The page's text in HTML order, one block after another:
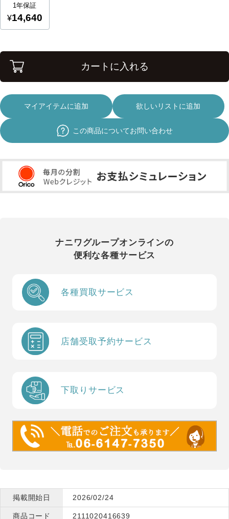
カートに入れる
マイアイテムに追加 欲しいリストに追加
この商品についてお問い合わせ
ナニワグループオンラインの
便利な各種サービス
各種買取サービス
店舗受取予約サービス
下取りサービス
掲載開始日 2026/02/24
商品コード 2111020416639